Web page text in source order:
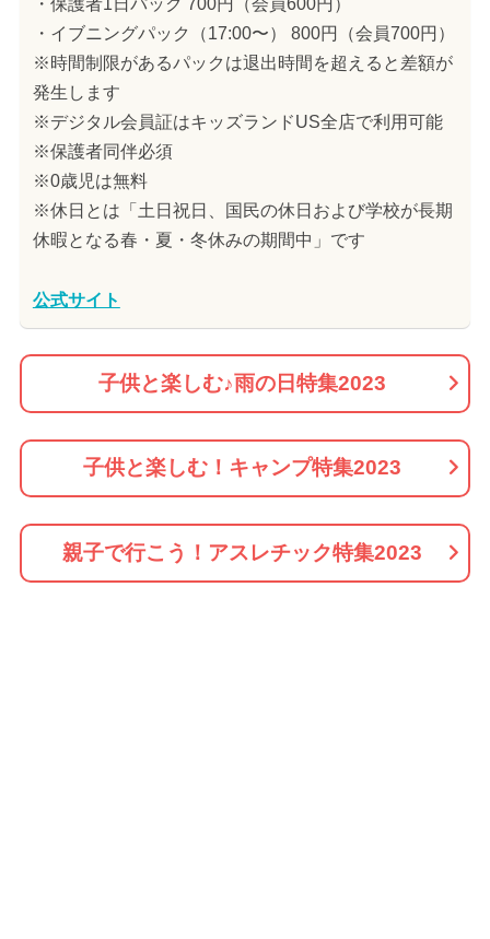
・イブニングパック（17:00〜） 800円（会員700円）
※時間制限があるパックは退出時間を超えると差額が
発生します
※デジタル会員証はキッズランドUS全店で利用可能
※保護者同伴必須
※0歳児は無料
※休日とは「土日祝日、国民の休日および学校が長期
休暇となる春・夏・冬休みの期間中」です
公式サイト
子供と楽しむ♪雨の日特集2023
子供と楽しむ！キャンプ特集2023
親子で行こう！アスレチック特集2023